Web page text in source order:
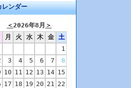
レンダー
＜2026年8月 ＞
月 火 水 木 金
土
1
3 4 5 6 7
8
10 11 12 13 14 15
17 18 19 20 21 22